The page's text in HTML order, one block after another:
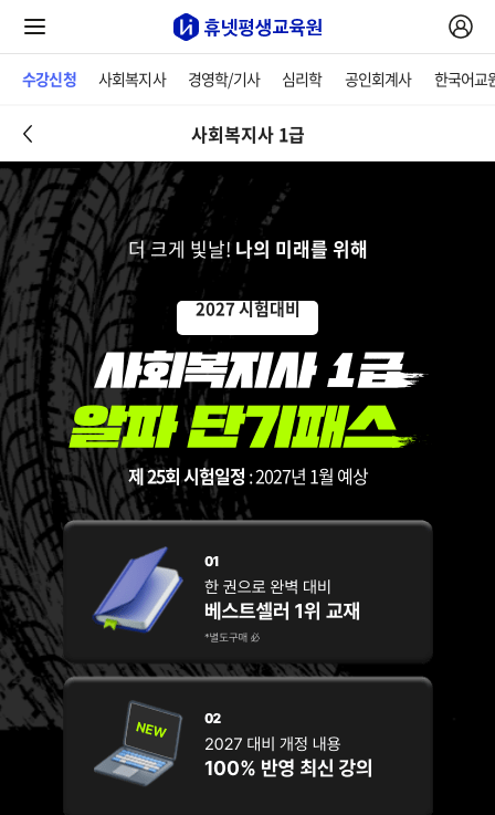
수강신청 사회복지사 경영학/기사 심리학 공인회계사 한국어교
사회복지사 1급
더 크게 빛날! 나의 미래를 위해
2027 시험대비
제 25회 시험일정 : 2027년 1월 예상